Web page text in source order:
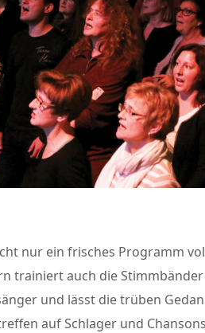
nur ein frisches Programm
trainiert auch die
und lässt die trüben
auf Schlager und